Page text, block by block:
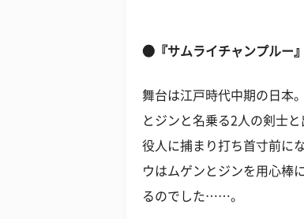
●『サムライチャンプルー
舞台は江戸時代中期の日本
とジンと名乗る2人の剣士
役人に捕まり打ち首寸前に
ウはムゲンとジンを用心棒
るのでした……。